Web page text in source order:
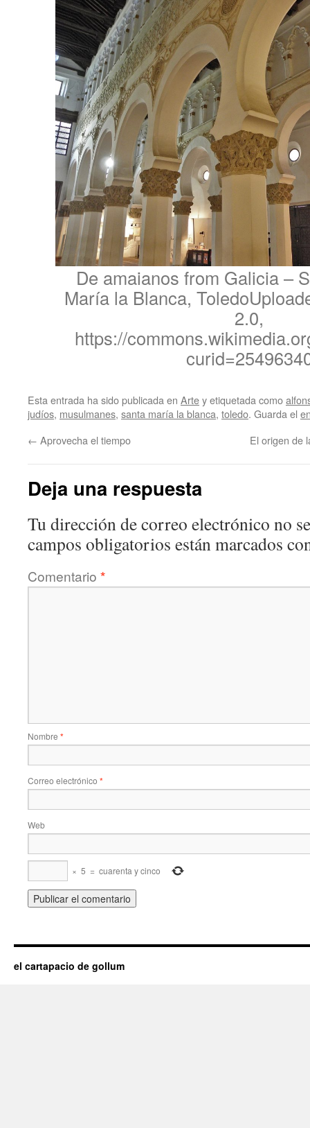
De amaianos from Galicia –
María la Blanca,
2.0,
https://
Esta entrada ha sido publicada en Artey etiquetada como
judíos, musulmanes, santa maría la blanca, toledo. Guarda el
← Aprovecha el tiempo El origen de
Deja una respuesta
Tu dirección de correo electrónico no
campos obligatorios están marcados
Comentario *
Nombre *
Correo electrónico *
Web
× 5 = cuarenta y cinco
el cartapacio de gollum